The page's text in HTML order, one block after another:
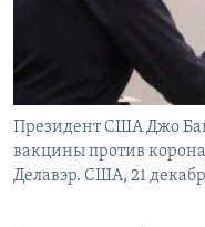
КРЫМ.НЕПОКОРЕННЫЙ
УКРАИНСКАЯ
Все сайты RFE/RL
Президент США Джо
вакцины против
Делавэр. США, 21